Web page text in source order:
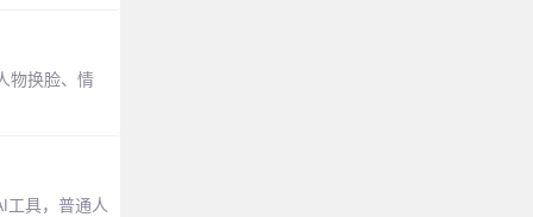
物换脸、情
具，普通人